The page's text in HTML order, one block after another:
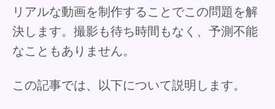
リアルな動画を制作することでこの問題を解
決します。撮影も待ち時間もなく、予測不能
なこともありません。
この記事では、以下について説明します。